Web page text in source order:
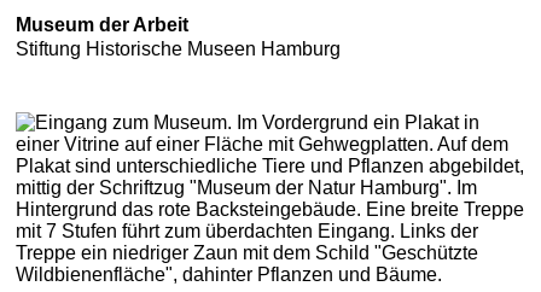
Museum der Arbeit
Stiftung Historische Museen Hamburg